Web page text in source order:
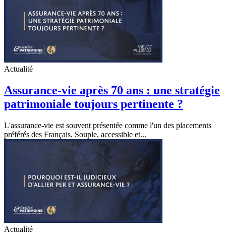
Actualité
Assurance-vie après 70 ans : une stratégie
patrimoniale toujours pertinente ?
L'assurance-vie est souvent présentée comme l'un des placements
préférés des Français. Souple, accessible et...
Actualité